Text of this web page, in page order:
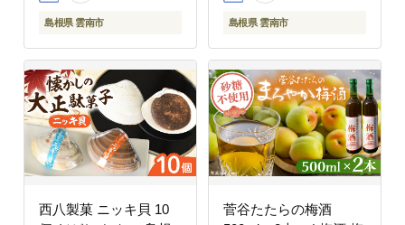
島根県 雲南市 島根県 雲南市
西八製菓 ニッキ貝 10
菅谷たたらの梅酒